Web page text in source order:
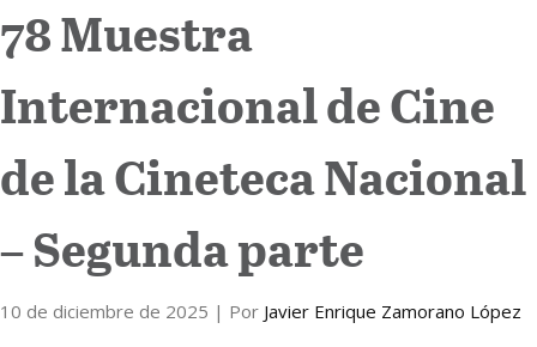
78 Muestra
Internacional de Cine
de la Cineteca Nacional
– Segunda parte
10 de diciembre de 2025 | Por Javier Enrique Zamorano López